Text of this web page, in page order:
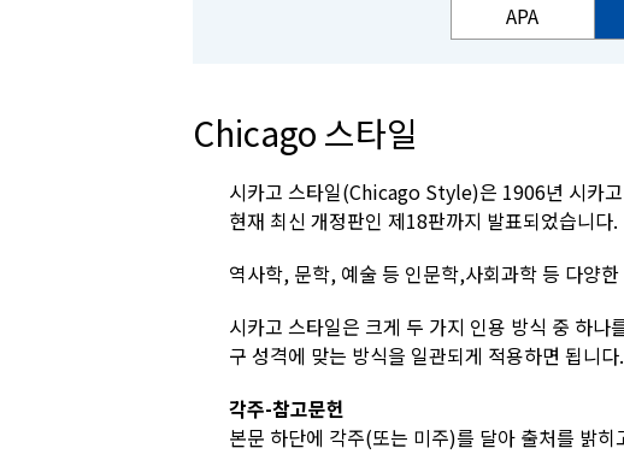
APA
Chicago 스타일
시카고 스타일(Chicago Style)은 1906년 시카
현재 최신 개정판인 제18판까지 발표되었습니다.
역사학, 문학, 예술 등 인문학,사회과학 등 다양
시카고 스타일은 크게 두 가지 인용 방식 중 하
구 성격에 맞는 방식을 일관되게 적용하면 됩니다.
각주-참고문헌
본문 하단에 각주(또는 미주)를 달아 출처를 밝